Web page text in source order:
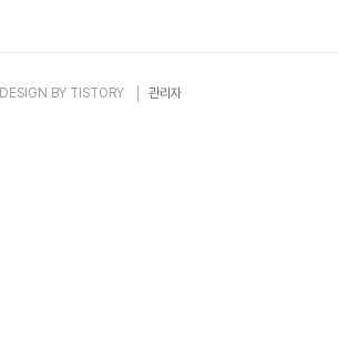
DESIGN BY TISTORY 관리자